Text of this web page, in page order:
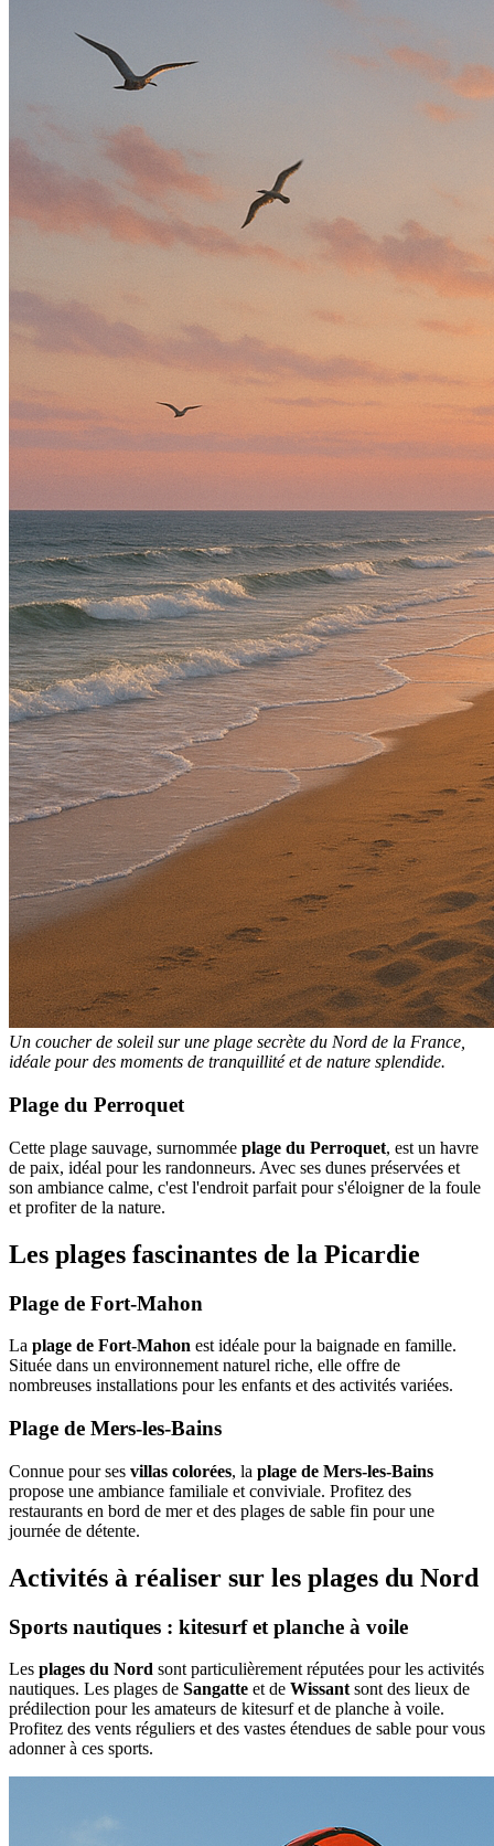
Un coucher de soleil sur une plage secrète du Nord de la France,
idéale pour des moments de tranquillité et de nature splendide.
Plage du Perroquet
Cette plage sauvage, surnommée plage du Perroquet, est un havre
de paix, idéal pour les randonneurs. Avec ses dunes préservées et
son ambiance calme, c'est l'endroit parfait pour s'éloigner de la foule
et profiter de la nature.
Les plages fascinantes de la Picardie
Plage de Fort-Mahon
La plage de Fort-Mahon est idéale pour la baignade en famille.
Située dans un environnement naturel riche, elle offre de
nombreuses installations pour les enfants et des activités variées.
Plage de Mers-les-Bains
Connue pour ses villas colorées, la plage de Mers-les-Bains
propose une ambiance familiale et conviviale. Profitez des
restaurants en bord de mer et des plages de sable fin pour une
journée de détente.
Activités à réaliser sur les plages du Nord
Sports nautiques : kitesurf et planche à voile
Les plages du Nord sont particulièrement réputées pour les activités
nautiques. Les plages de Sangatte et de Wissant sont des lieux de
prédilection pour les amateurs de kitesurf et de planche à voile.
Profitez des vents réguliers et des vastes étendues de sable pour vous
adonner à ces sports.